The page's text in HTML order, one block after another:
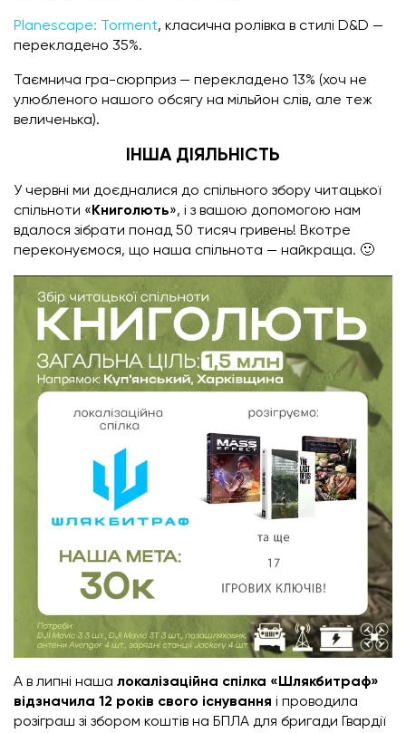
Planescape: Torment, класична ролівка в стилі D&D —
перекладено 35%.
Таємнича гра-сюрприз — перекладено 13% (хоч не
улюбленого нашого обсягу на мільйон слів, але теж
величенька).
ІНША ДІЯЛЬНІСТЬ
У червні ми доєдналися до спільного збору читацької
спільноти « Книголють», і з вашою допомогою нам
вдалося зібрати понад 50 тисяч гривень! Вкотре
переконуємося, що наша спільнота — найкраща. 🙂
А в липні наша локалізаційна спілка «Шлякбитраф»
відзначила 12 років свого існування і проводила
розіграш зі збором коштів на БПЛА для бригади Гвардії